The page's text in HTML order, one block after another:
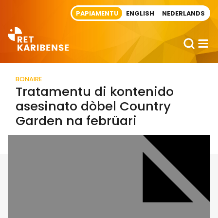
PAPIAMENTU ENGLISH NEDERLANDS
BONAIRE
Tratamentu di kontenido
asesinato dòbel Country
Garden na febrüari